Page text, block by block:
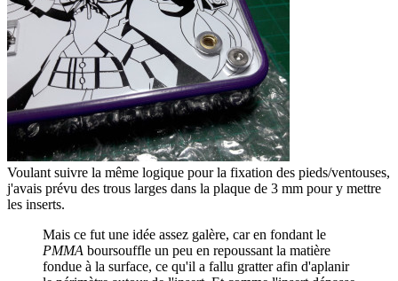
Voulant suivre la même logique pour la fixation des pieds/ventouses,
j'avais prévu des trous larges dans la plaque de 3 mm pour y mettre
les inserts.
Mais ce fut une idée assez galère, car en fondant le
PMMA boursouffle un peu en repoussant la matière
fondue à la surface, ce qu'il a fallu gratter afin d'aplanir